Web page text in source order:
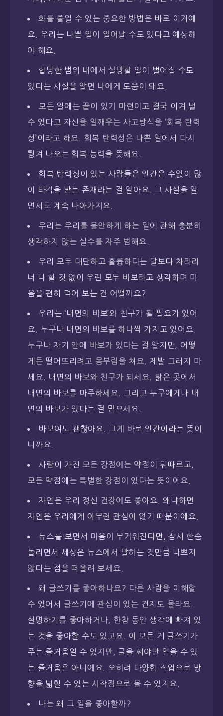
화를 줄일 수 있는 중요한 방법은 바로 이거예
요. 우리는 나쁜 일이 일어날 수도 있다고 예상해
야 해요.
합당한 범위 내에서 실망할 일이 벌어질 수도
있다는 사실을 알면 나에게 도움이 돼요.
모든 일에는 끝이 있기 마련이고 결국 이겨 낼
수 있다고 자신을 일깨우는 사고방식을 ‘회복 탄력
성’이라고 해요. 회복 탄력성은 나쁜 일에서 다시
튕겨 나오는 회복 능력을 뜻해요.
회복 탄력성이 있는 사람들은 인간은 수없이 많
이 타격을 받는 존재라는 걸 알아요. 그 사실을 알
면서도 계속 나아가지요.
우리는 우리를 불안하게 하는 일에 관해 충분히
생각하지 않는 실수를 자주 범해요.
우리 모두 대단하고 훌륭하다는 말보다 차라리
너 나 할 것 없이 우린 모두 바보라고 생각하며 마
음을 편히 먹어 보는 건 어떨까요?
우리는 ‘내면의 바보’와 친구가 될 필요가 있어
요. 누구나 내면의 바보를 하나씩 가지고 있어요.
누구나 자기 안에 바보가 있다는 걸 알지만, 어떻
게든 떨어뜨리려고 몸부림을 쳐요. 제발 그러지 마
세요. 내면의 바보와 친구가 되세요. 밝은 곳에서
내면의 바보를 마주하세요. 그리고 누구에게나 내
면의 바보가 있다는 걸 믿으세요.
바보여도 괜찮아요. 그게 바로 인간이라는 뜻이
니까요.
사람이 가진 모든 강점에는 약점이 뒤따르고,
모든 약점에는 특별한 강점이 있다는 뜻이에요.
자연은 우리 정신 건강에도 좋아요. 왜냐하면
자연은 우리에게 아무런 관심이 없기 때문이에요.
뉴스를 보면서 마음이 무거워진다면, 잠시 한숨
돌리면서 세상은 뉴스에서 말하는 것만큼 나쁘지
않다는 점을 떠올려 보세요.
왜 글쓰기를 좋아하나요? 다른 사람을 이해할
수 있어서 글쓰기에 관심이 있는 건지도 몰라요.
설명하기를 좋아하거나, 한참 동안 생각에 빠져 있
는 것을 좋아할 수도 있고요. 이 모든 게 글쓰기가
주는 즐거움일 수 있지만, 글을 써야만 얻을 수 있
는 즐거움은 아니에요. 오히려 다양한 직업으로 방
향을 넓힐 수 있는 시작점으로 볼 수 있지요.
나는 왜 그 일을 좋아할까?